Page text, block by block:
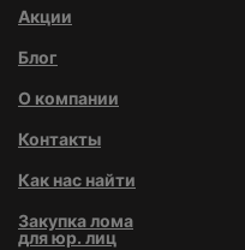
Акции
Блог
О компании
Контакты
Как нас найти
Закупка лома
для юр. лиц